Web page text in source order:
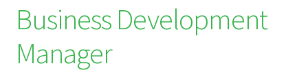
Business Development
Manager